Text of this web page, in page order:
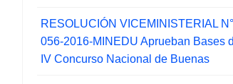
RESOLUCIÓN VICEMINISTERIAL N°
056-2016-MINEDU Aprueban Bases
IV Concurso Nacional de Buenas